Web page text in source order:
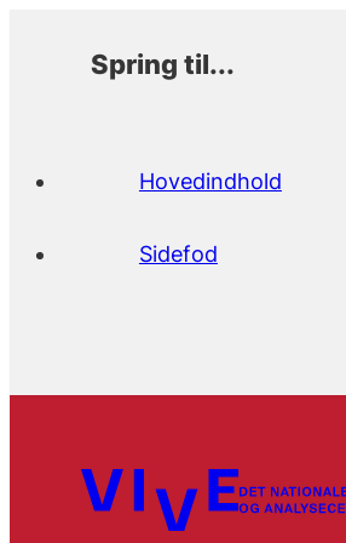
Spring til...
Hovedindhold
Sidefod